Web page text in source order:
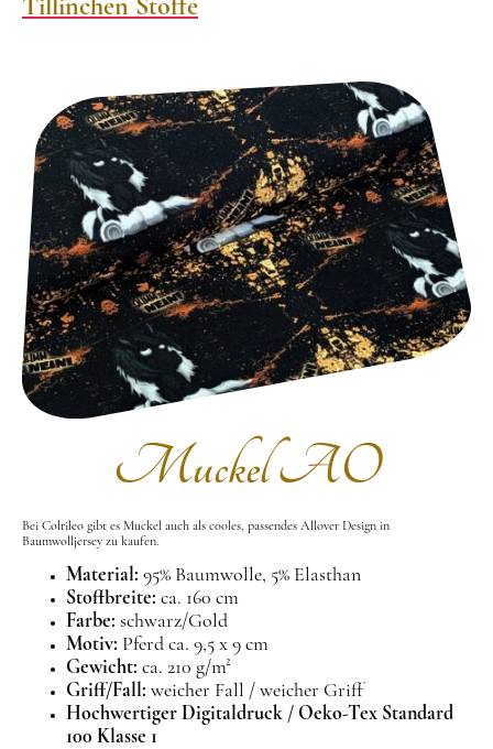
Muckel AO
Bei Colrileo gibt es Muckel auch als cooles, passendes Allover Design in
Baumwolljersey zu kaufen.
Material: 95% Baumwolle, 5% Elasthan
Stoffbreite: ca. 160 cm
Farbe: schwarz/Gold
Motiv: Pferd ca. 9,5 x 9 cm
Gewicht: ca. 210 g/m²
Griff/Fall: weicher Fall / weicher Griff
Hochwertiger Digitaldruck / Oeko-Tex Standard
100 Klasse 1